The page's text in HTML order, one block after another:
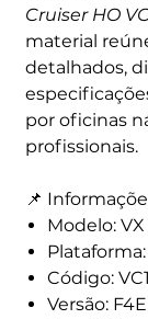
Cruiser HO
material
detalhados,
por oficinas
profissionais.
📌
Modelo:
Plataforma:
Código:
Versão: F4E